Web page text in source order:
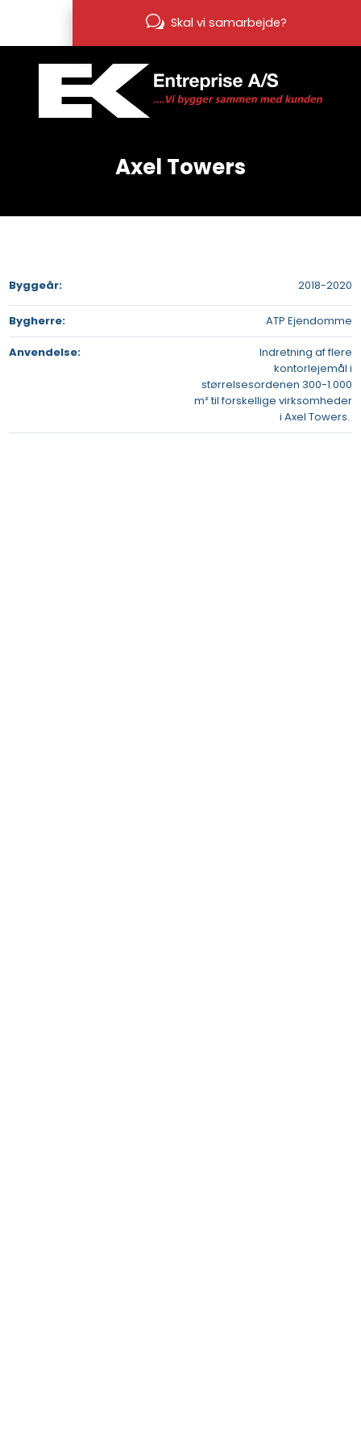
Skal vi samarbejde?
Axel Towers​
Byggeår​: 2018-2020​
Bygherre:​ ATP Ejendomme
Anvendelse:
Indretning af flere
kontorlejemål i
størrelsesordenen 300-1.000
m² til forskellige virksomheder
i Axel Towers. ​